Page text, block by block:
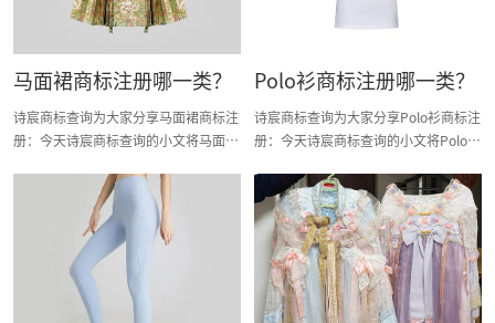
马面裙商标注册哪一类？
诗宸商标查询为大家分享马面裙商标注
册：今天诗宸商标查询的小文将马面裙
用、商标注册多久、商标注册资料和商
标注册证书有效期等资料整理出来。
Polo衫商标注册哪一类？
诗宸商标查询为大家分享Polo衫商标注
册：今天诗宸商标查询的小文将Polo衫
用、商标注册多久、商标注册资料和商
标注册证书有效期等资料整理出来。